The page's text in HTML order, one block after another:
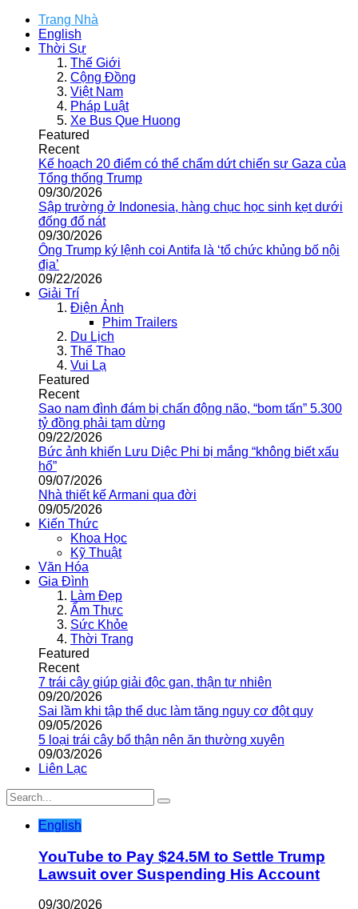
Trang Nhà
English
Thời Sự
Thế Giới
Cộng Đồng
Việt Nam
Pháp Luật
Xe Bus Que Huong
Featured
Recent
Kế hoạch 20 điểm có thể chấm dứt chiến sự Gaza của
Tổng thống Trump
09/30/2026
Sập trường ở Indonesia, hàng chục học sinh kẹt dưới
đống đổ nát
09/30/2026
Ông Trump ký lệnh coi Antifa là ‘tổ chức khủng bố nội
địa’
09/22/2026
Giải Trí
Điện Ảnh
Phim Trailers
Du Lịch
Thể Thao
Vui Lạ
Featured
Recent
Sao nam đình đám bị chấn động não, “bom tấn” 5.300
tỷ đồng phải tạm dừng
09/22/2026
Bức ảnh khiến Lưu Diệc Phi bị mắng “không biết xấu
hổ”
09/07/2026
Nhà thiết kế Armani qua đời
09/05/2026
Kiến Thức
Khoa Học
Kỹ Thuật
Văn Hóa
Gia Đình
Làm Đẹp
Ẩm Thực
Sức Khỏe
Thời Trang
Featured
Recent
7 trái cây giúp giải độc gan, thận tự nhiên
09/20/2026
Sai lầm khi tập thể dục làm tăng nguy cơ đột quỵ
09/05/2026
5 loại trái cây bổ thận nên ăn thường xuyên
09/03/2026
Liên Lạc
English
YouTube to Pay $24.5M to Settle Trump
Lawsuit over Suspending His Account
09/30/2026